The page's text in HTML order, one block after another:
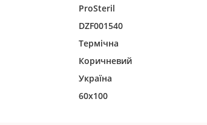
ProSteril
DZF001540
Термічна
Коричневий
Україна
60х100